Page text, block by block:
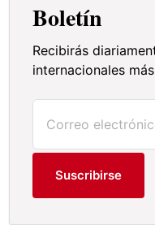
Boletín
Recibirás
internacionales
Suscribirse